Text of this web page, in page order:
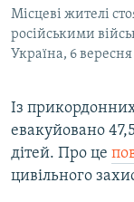
КРИМ РЕАЛІЇ
РУС
УКР
ДОЛУЧАЙСЯ!
Місцеві жителі
російськими
Україна, 6
Із
евакуйовано
дітей. Про це
цивільного